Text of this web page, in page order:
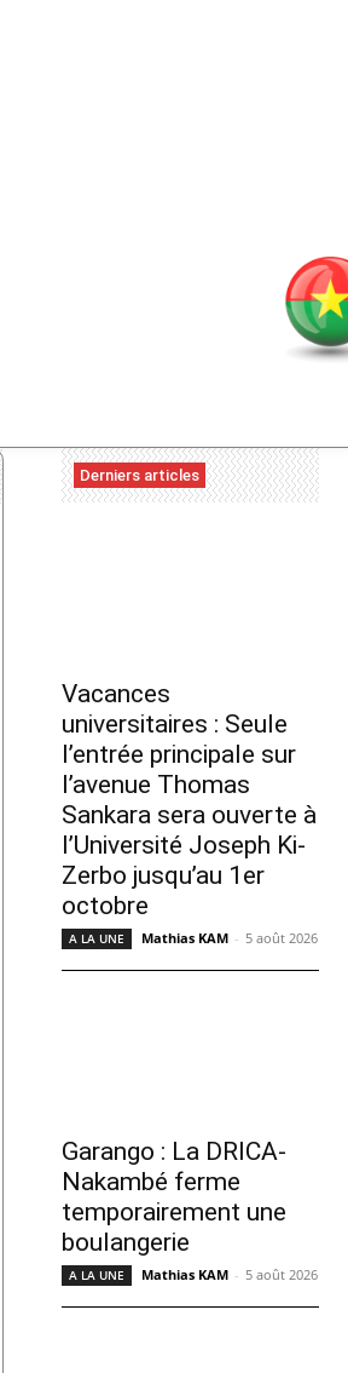
Derniers articles
Vacances
universitaires : Seule
l’entrée principale sur
l’avenue Thomas
Sankara sera ouverte à
l’Université Joseph Ki-
Zerbo jusqu’au 1er
octobre
A LA UNE Mathias KAM - 5 août 2026
Garango : La DRICA-
Nakambé ferme
temporairement une
boulangerie
A LA UNE Mathias KAM - 5 août 2026